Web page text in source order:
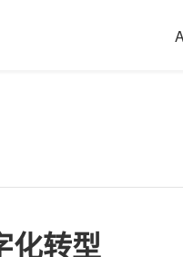
化转型